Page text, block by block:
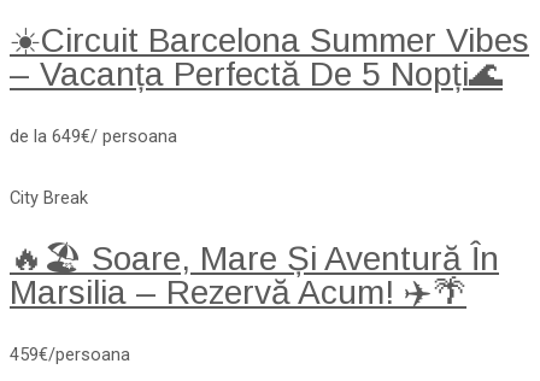
☀️Circuit Barcelona Summer Vibes
– Vacanța Perfectă De 5 Nopți🌊
de la 649€/ persoana
City Break
🔥🏖️ Soare, Mare Și Aventură În
Marsilia – Rezervă Acum! ✈️🌴
459€/persoana